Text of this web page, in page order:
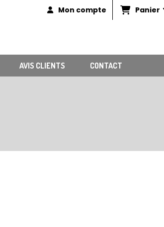
Mon compte Panier
AVIS CLIENTS CONTACT